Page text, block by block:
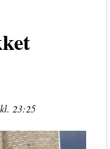
23:25